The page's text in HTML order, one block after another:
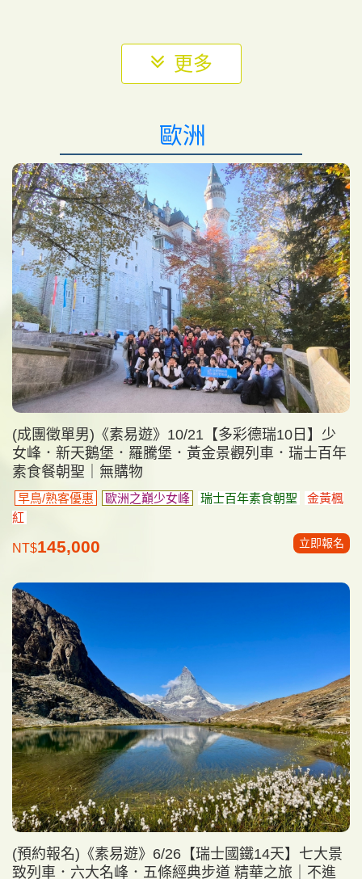
更多
歐洲
(成團徵單男)《素易遊》10/21【多彩德瑞10日】少
女峰．新天鵝堡．羅騰堡．黃金景觀列車．瑞士百年
素食餐朝聖｜無購物
早鳥/熟客優惠 歐洲之巔少女峰 瑞士百年素食朝聖
金黃楓
紅
NT$145,000 立即報名
(預約報名)《素易遊》6/26【瑞士國鐵14天】七大景
致列車．六大名峰．五條經典步道 精華之旅｜不進